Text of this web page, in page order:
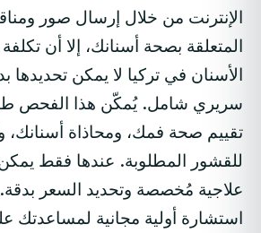
الإنترنت من خلال إرسال صور
المتعلقة بصحة أسنانك، إلا أن
الأسنان في تركيا لا يمكن تحديدها
سريري شامل. يُمكّن هذا الفحص
تقييم صحة فمك، ومحاذاة أسنانك،
للقشور المطلوبة. عندها فقط
علاجية مُخصصة وتحديد السعر بدقة.
استشارة أولية مجانية لمساعدتك